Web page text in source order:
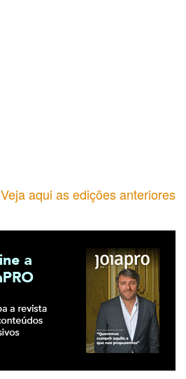
Veja aqui as edições anteriores